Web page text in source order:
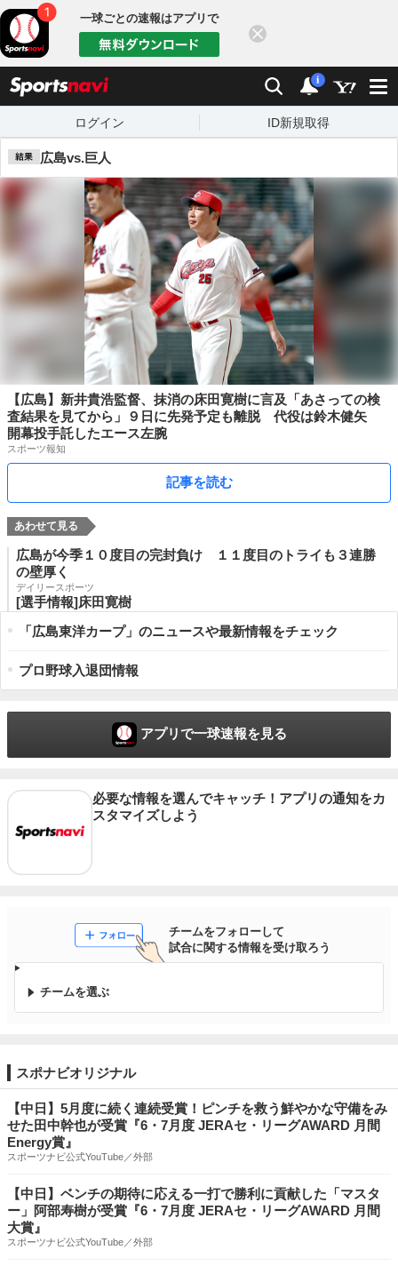
一球ごとの速報はアプリで
検索
通知数：
i
ログイン ID新規取得
広島vs.巨人
【広島】新井貴浩監督、抹消の床田寛樹に言及「あさっての検
査結果を見てから」９日に先発予定も離脱 代役は鈴木健矢
開幕投手託したエース左腕
スポーツ報知
記事を読む
広島が今季１０度目の完封負け １１度目のトライも３連勝
の壁厚く
デイリースポーツ
[選手情報]床田寛樹
「広島東洋カープ」のニュースや最新情報をチェック
プロ野球入退団情報
アプリで一球速報を見る
必要な情報を選んでキャッチ！アプリの通知をカ
スタマイズしよう
チームをフォローして
試合に関する情報を受け取ろう
チームを選ぶ
スポナビオリジナル
【中日】5月度に続く連続受賞！ピンチを救う鮮やかな守備をみ
せた田中幹也が受賞『6・7月度 JERAセ・リーグAWARD 月間
Energy賞』
スポーツナビ公式YouTube／外部
【中日】ベンチの期待に応える一打で勝利に貢献した「マスタ
ー」阿部寿樹が受賞『6・7月度 JERAセ・リーグAWARD 月間
大賞』
スポーツナビ公式YouTube／外部